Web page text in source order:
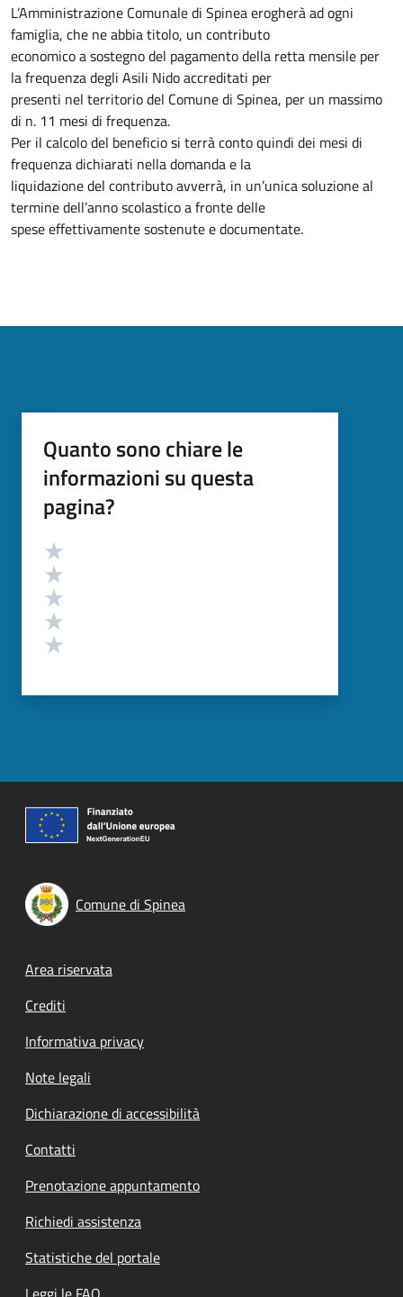
L’Amministrazione Comunale di Spinea erogherà ad ogni
famiglia, che ne abbia titolo, un contributo
economico a sostegno del pagamento della retta mensile per
la frequenza degli Asili Nido accreditati per
presenti nel territorio del Comune di Spinea, per un massimo
di n. 11 mesi di frequenza.
Per il calcolo del beneficio si terrà conto quindi dei mesi di
frequenza dichiarati nella domanda e la
liquidazione del contributo avverrà, in un’unica soluzione al
termine dell’anno scolastico a fronte delle
spese effettivamente sostenute e documentate.
Quanto sono chiare le
informazioni su questa
pagina?
Valutazione
Comune di Spinea
Footer menu
Area riservata
Crediti
Informativa privacy
Note legali
Dichiarazione di accessibilità
Contatti
Prenotazione appuntamento
Richiedi assistenza
Statistiche del portale